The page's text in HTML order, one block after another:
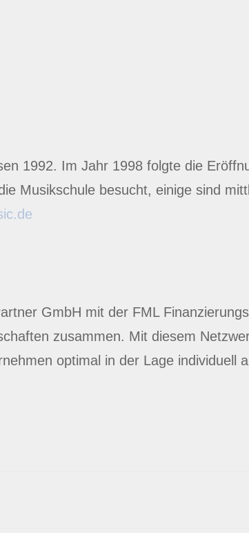
1992. Im Jahr 1998 folgte die
Musikschule besucht, einige sind
GmbH mit der FML
zusammen. Mit diesem
optimal in der Lage individuell